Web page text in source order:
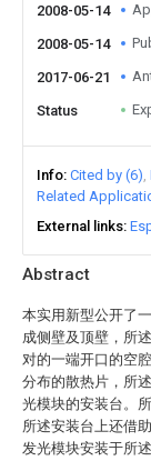
Abstract
本实用新型公开了
成侧壁及顶壁，所
对的一端开口的空
分布的散热片，所
光模块的安装台。
所述安装台上还借
发光模块安装于所
2008-05-14
2008-05-14
2017-06-21
Status
Info Cited by (6)
Related
External links